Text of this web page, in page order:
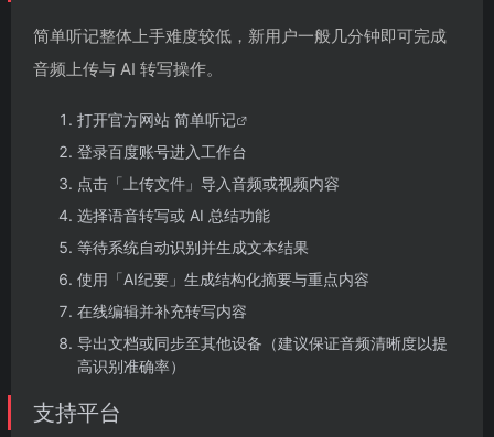
简单听记整体上手难度较低，新用户一般几分钟即可完成
音频上传与 AI 转写操作。
打开官方网站 简单听记
登录百度账号进入工作台
点击「上传文件」导入音频或视频内容
选择语音转写或 AI 总结功能
等待系统自动识别并生成文本结果
使用「AI纪要」生成结构化摘要与重点内容
在线编辑并补充转写内容
导出文档或同步至其他设备（建议保证音频清晰度以提
高识别准确率）
支持平台